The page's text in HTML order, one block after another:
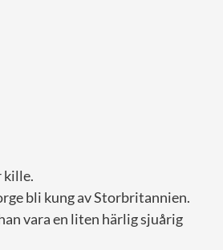
kille.
bli kung av Storbritannien.
vara en liten härlig sjuårig